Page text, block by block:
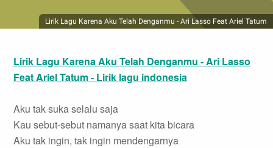
Lirik Lagu Karena Aku Telah Denganmu - Ari Lasso Feat Ariel Tatum
Lirik Lagu Karena Aku Telah Denganmu - Ari Lasso
Feat Ariel Tatum - Lirik lagu indonesia
Aku tak suka selalu saja
Kau sebut-sebut namanya saat kita bicara
Aku tak ingin, tak ingin mendengarnya